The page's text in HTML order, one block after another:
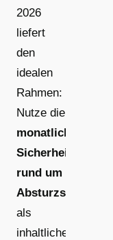
2026
liefert
den
idealen
Rahmen:
Nutze die
monatlichen
Sicherheitsthemen
rund um
Absturzsicherung
als
inhaltliche